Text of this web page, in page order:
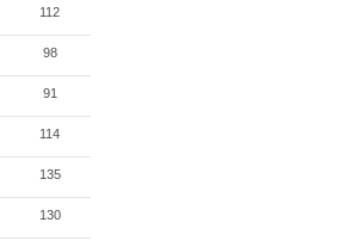
112
98
91
114
135
130